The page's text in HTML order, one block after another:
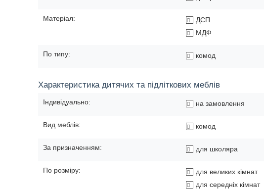
Матеріал:
ДСП
МДФ
По типу: комод
Характеристика дитячих та підліткових меблів
Індивідуально: на замовлення
Вид меблів: комод
За призначенням: для школяра
По розміру:
для великих кімнат
для середніх кімнат